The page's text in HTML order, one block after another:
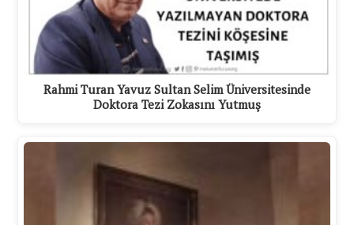
Rahmi Turan Yavuz Sultan Selim Üniversitesinde
Doktora Tezi Zokasını Yutmuş